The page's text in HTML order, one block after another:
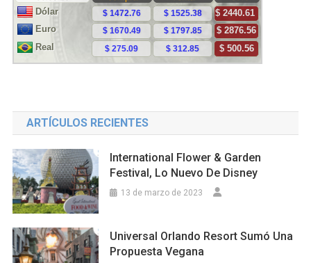
ARTÍCULOS RECIENTES
International Flower & Garden
Festival, Lo Nuevo De Disney
13 de marzo de 2023
Universal Orlando Resort Sumó Una
Propuesta Vegana